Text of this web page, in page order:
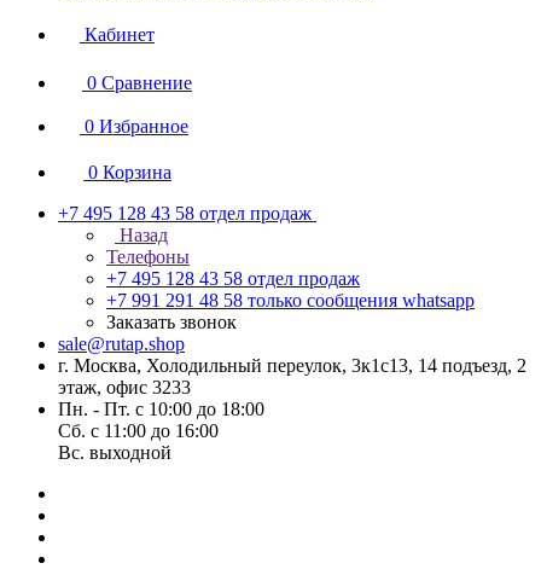
Кабинет
0 Сравнение
0 Избранное
0 Корзина
+7 495 128 43 58 отдел продаж
Назад
Телефоны
+7 495 128 43 58 отдел продаж
+7 991 291 48 58 только сообщения whatsapp
Заказать звонок
sale@rutap.shop
г. Москва, Холодильный переулок, 3к1с13, 14 подъезд, 2
этаж, офис 3233
Пн. - Пт. с 10:00 до 18:00
Сб. с 11:00 до 16:00
Вс. выходной